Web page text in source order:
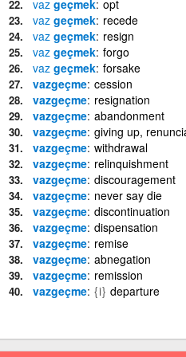
vazgeçmek opt
vazgeçmek recede
vazgeçmek resign
vazgeçmek forgo
vazgeçmek forsake
vazgeçme cession
vazgeçme resignation
vazgeçme abandonment
vazgeçme giving up,
vazgeçme withdrawal
vazgeçme relinquishment
vazgeçme discouragement
vazgeçme never say die
vazgeçme discontinuation
vazgeçme dispensation
vazgeçme remise
vazgeçme abnegation
vazgeçme remission
vazgeçme {i} departure